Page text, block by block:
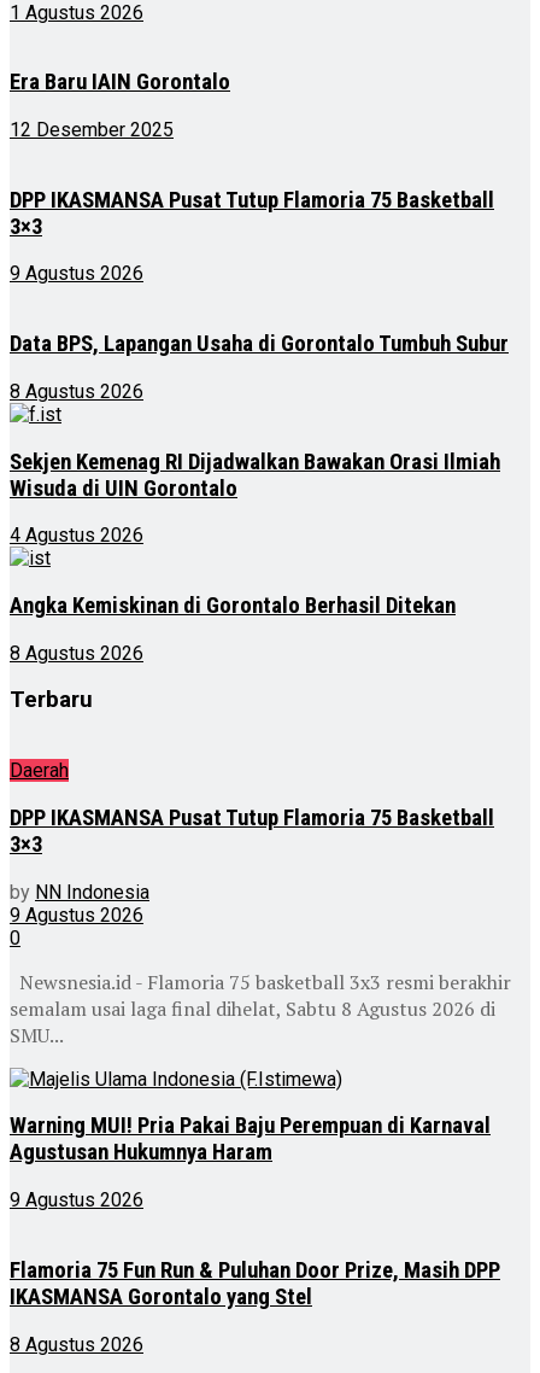
1 Agustus 2026
Era Baru IAIN Gorontalo
12 Desember 2025
DPP IKASMANSA Pusat Tutup Flamoria 75 Basketball
3×3
9 Agustus 2026
Data BPS, Lapangan Usaha di Gorontalo Tumbuh Subur
8 Agustus 2026
Sekjen Kemenag RI Dijadwalkan Bawakan Orasi Ilmiah
Wisuda di UIN Gorontalo
4 Agustus 2026
Angka Kemiskinan di Gorontalo Berhasil Ditekan
8 Agustus 2026
Terbaru
Daerah
DPP IKASMANSA Pusat Tutup Flamoria 75 Basketball
3×3
by NN Indonesia
9 Agustus 2026
0
Newsnesia.id - Flamoria 75 basketball 3x3 resmi berakhir
semalam usai laga final dihelat, Sabtu 8 Agustus 2026 di
SMU...
Warning MUI! Pria Pakai Baju Perempuan di Karnaval
Agustusan Hukumnya Haram
9 Agustus 2026
Flamoria 75 Fun Run & Puluhan Door Prize, Masih DPP
IKASMANSA Gorontalo yang Stel
8 Agustus 2026